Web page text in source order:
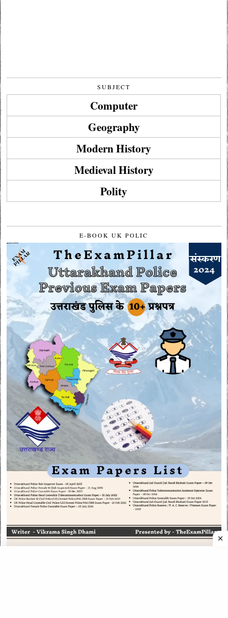
SUBJECT
Computer
Geography
Modern History
Medieval History
Polity
E-BOOK UK POLIC